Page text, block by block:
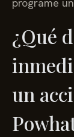
¿Qué
un